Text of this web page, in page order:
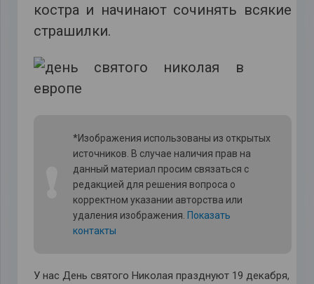
костра и начинают сочинять всякие
страшилки.
*Изображения использованы из открытых
источников. В случае наличия прав на
данный материал просим связаться с
редакцией для решения вопроса о
корректном указании авторства или
удаления изображения. Показать
контакты
У нас День святого Николая празднуют 19 декабря,